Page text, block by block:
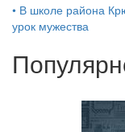
• В школе района
урок мужества